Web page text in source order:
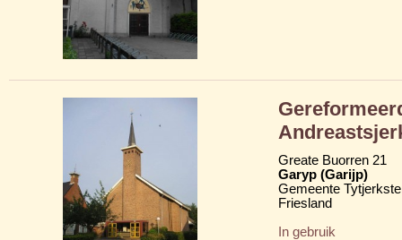
Greate Buorren 21
Garyp (Garijp)
Gemeente
Friesland
In gebruik